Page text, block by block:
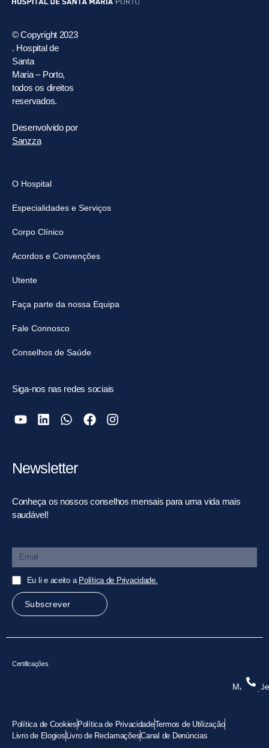
© Copyright 2023
. Hospital de
Santa
Maria – Porto,
todos os direitos
reservados.
Desenvolvido por
Sanzza
O Hospital
Especialidades e Serviços
Corpo Clínico
Acordos e Convenções
Utente
Faça parte da nossa Equipa
Fale Connosco
Conselhos de Saúde
Siga-nos nas redes sociais
Newsletter
Conheça os nossos conselhos mensais para uma vida mais
saudável!
Eu li e aceito a Política de Privacidade.
Subscrever
Certificações
Política de Cookies Política de PrivacidadeTermos de Utilização
Livro de Elogios Livro de ReclamaçõesCanal de Denúncias